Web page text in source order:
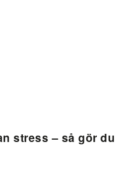
stress – så gör du